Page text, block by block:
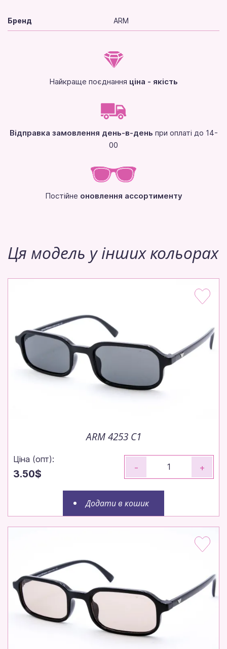
Бренд ARM
Найкраще поєднання ціна - якість
Відправка замовлення день-в-день при оплаті до 14-
00
Постійне оновлення ассортименту
Ця модель у інших кольорах
ARM 4253 C1
Ціна (опт):
3.50$
- +
Додати в кошик
швидко, вигідно
Замовляйте до 14:00 — відправимо